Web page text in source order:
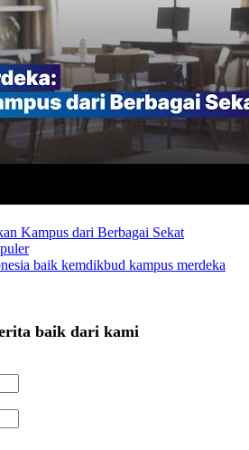
Kampus dari Berbagai Sekat
baik kemdikbud kampus merdeka
baik dari kami